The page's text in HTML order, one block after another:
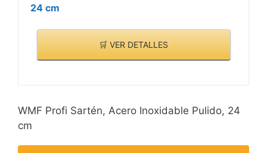
24 cm
🛒 VER DETALLES
WMF Profi Sartén, Acero Inoxidable Pulido, 24
cm